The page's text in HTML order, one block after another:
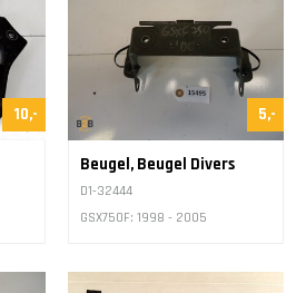
10,- 5,-
Beugel, Beugel Divers
D1-32444
GSX750F: 1998 - 2005